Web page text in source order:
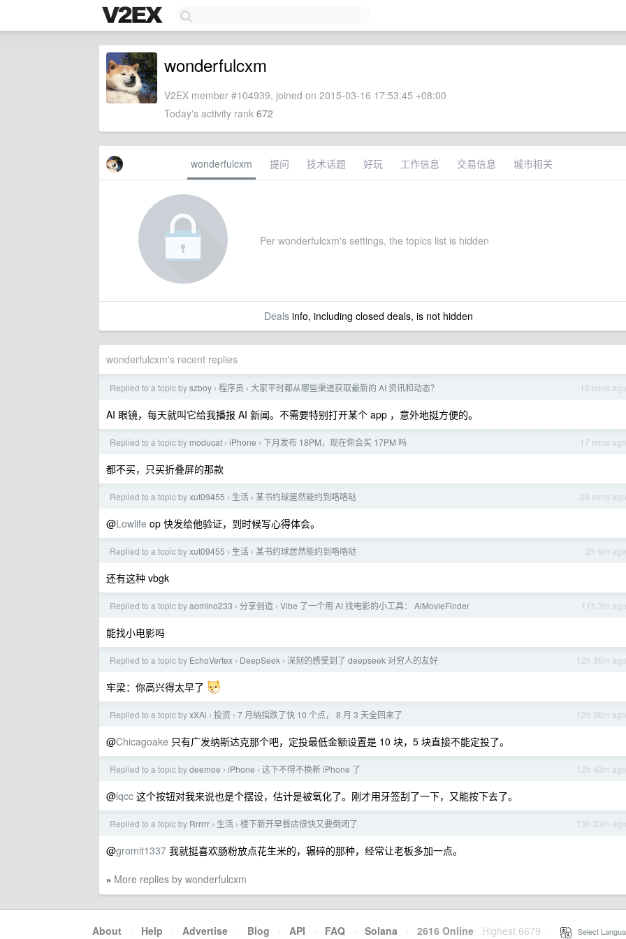
wonderfulcxm
V2EX member #104939, joined on 2015-03-16 17:53:45 +08:00
Today's activity rank 672
wonderfulcxm 提问 技术话题 好玩 工作信息 交易信息 城市相关
Per wonderfulcxm's settings, the topics list is hidden
Dealsinfo, including closed deals, is not hidden
wonderfulcxm's recent replies
15 mins ago
Replied to a topic byszboy › 程序员 › 大家平时都从哪些渠道获取最新的 AI 资讯和动态？
AI 眼镜，每天就叫它给我播报 AI 新闻。不需要特别打开某个 app ，意外地挺方便的。
17 mins ago
Replied to a topic by moducat › iPhone › 下月发布 18PM，现在你会买 17PM 吗
都不买，只买折叠屏的那款
28 mins ago
Replied to a topic byxut09455 › 生活 › 某书约球居然能约到咯咯哒
@Lowlife op 快发给他验证，到时候写心得体会。
2h 9m ago
Replied to a topic byxut09455 › 生活 › 某书约球居然能约到咯咯哒
还有这种 vbgk
11h 3m ago
Replied to a topic byaomino233 › 分享创造 › Vibe 了一个用 AI 找电影的小工具： AiMovieFinder
能找小电影吗
12h 36m ago
Replied to a topic by EchoVertex › DeepSeek › 深刻的感受到了 deepseek 对穷人的友好
牢梁：你高兴得太早了
12h 38m ago
Replied to a topic byxXAi › 投资 › 7 月纳指跌了快 10 个点， 8 月 3 天全回来了
@Chicagoake 只有广发纳斯达克那个吧，定投最低金额设置是 10 块，5 块直接不能定投了。
12h 43m ago
Replied to a topic bydeemoe › iPhone › 这下不得不换新 iPhone 了
@lqcc 这个按钮对我来说也是个摆设，估计是被氧化了。刚才用牙签刮了一下，又能按下去了。
13h 33m ago
Replied to a topic by Rrrrrr › 生活 › 楼下新开早餐店很快又要倒闭了
@gromit1337 我就挺喜欢肠粉放点花生米的，辗碎的那种，经常让老板多加一点。
» More replies by wonderfulcxm
About · Help · Advertise · Blog · API · FAQ · Solana · 2616 Online Highest 6679 Select